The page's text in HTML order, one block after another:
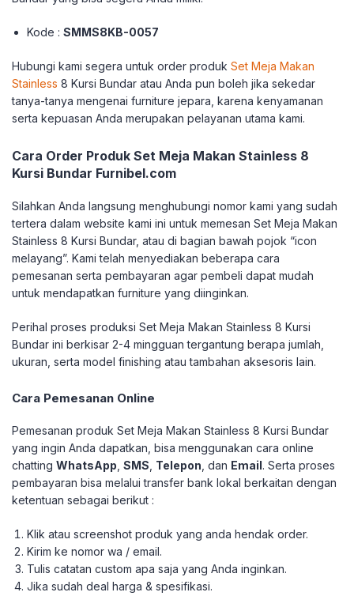
Kode :SMMS8KB-0057
Hubungi kami segera untuk order produk Set Meja Makan
Stainless 8 Kursi Bundar atau Anda pun boleh jika sekedar
tanya-tanya mengenai furniture jepara, karena kenyamanan
serta kepuasan Anda merupakan pelayanan utama kami.
Cara Order Produk Set Meja Makan Stainless 8
Kursi Bundar Furnibel.com
Silahkan Anda langsung menghubungi nomor kami yang sudah
tertera dalam website kami ini untuk memesan Set Meja Makan
Stainless 8 Kursi Bundar, atau di bagian bawah pojok “icon
melayang”. Kami telah menyediakan beberapa cara
pemesanan serta pembayaran agar pembeli dapat mudah
untuk mendapatkan furniture yang diinginkan.
Perihal proses produksi Set Meja Makan Stainless 8 Kursi
Bundar ini berkisar 2-4 mingguan tergantung berapa jumlah,
ukuran, serta model finishing atau tambahan aksesoris lain.
Cara Pemesanan Online
Pemesanan produk Set Meja Makan Stainless 8 Kursi Bundar
yang ingin Anda dapatkan, bisa menggunakan cara online
chatting WhatsApp SMS Telepon , dan Email. Serta proses
pembayaran bisa melalui transfer bank lokal berkaitan dengan
ketentuan sebagai berikut :
Klik atau screenshot produk yang anda hendak order.
Kirim ke nomor wa / email.
Tulis catatan custom apa saja yang Anda inginkan.
Jika sudah deal harga & spesifikasi.